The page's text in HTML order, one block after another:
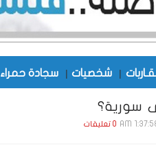
| شخصيات | سجادة حمراء
سورية؟
0 تعليقات